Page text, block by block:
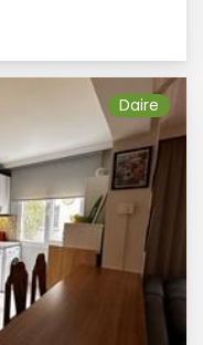
Daire